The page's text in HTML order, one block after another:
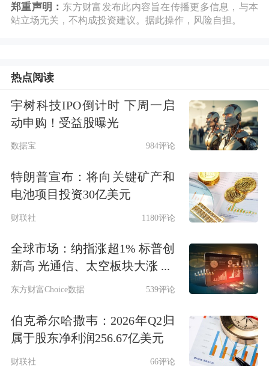
会鼓励其他国家实现货币储备或者结算
美国智库“昆西国家事务研究所”近日警
告美国政府，去美元化主要原因是美国
通过滥施制裁将其货币武器化，无论美
国是否愿意，去美元化趋势正在进行。
美国政府的制裁目前影响到全球经济总
量的29%，全球40%的储备货币为美
制。
此外，过去10年，美国国内政治环境的
两极分化加剧，削弱了美国决策的可预
测性和有效性，也导致人们对美元的信
心减弱。
郑重声明： 东方财富发布此内容旨在传播更多信息，与本
站立场无关，不构成投资建议。据此操作，风险自担。
热点阅读
宇树科技IPO倒计时 下周一启
动申购！受益股曝光
数据宝 984评论
特朗普宣布：将向关键矿产和
电池项目投资30亿美元
财联社 1180评论
全球市场：纳指涨超1% 标普创
新高 光通信、太空板块大涨 ...
东方财富Choice数据 539评论
伯克希尔哈撒韦：2026年Q2归
属于股东净利润256.67亿美元
财联社 66评论